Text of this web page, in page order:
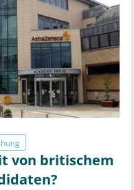
von britischem